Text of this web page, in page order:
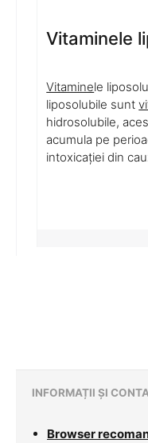
Vitaminele
Vitaminele
liposolubile sunt
hidrosolubile,
acumula pe
intoxicației din
INFORMAȚII ȘI
Browser